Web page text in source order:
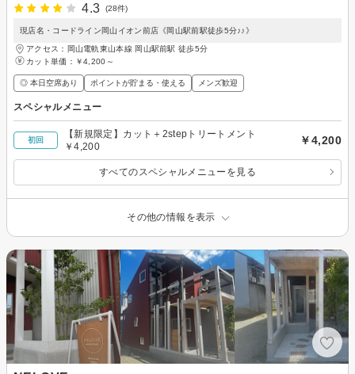
4.3
(28件)
現店名・コードライン岡山イオン前店《岡山駅前駅徒歩5分♪♪》
アクセス：岡山電軌東山本線 岡山駅前駅 徒歩5分
カット単価： ￥4,200～
◎ 本日空席あり ポイントが貯まる・使える メンズ歓迎
スペシャルメニュー
初回
【新規限定】カット＋2stepトリートメント
￥4,200
￥4,200
すべてのスペシャルメニューを見る
その他の情報を表示